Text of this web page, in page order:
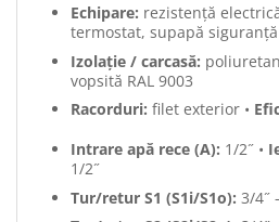
Echipare: rezistență
termostat, supapă
Izolație / carcasă:
vopsită RAL 9003
Racorduri: filet exterior •
Intrare apă rece (A): 1/2˝ •
1/2˝
Tur/retur S1 (S1i/S1o): 3/4˝